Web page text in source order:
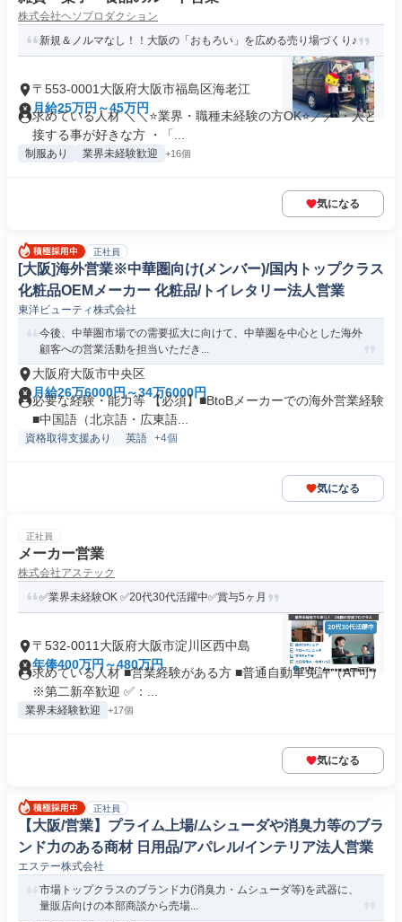
株式会社ヘソプロダクション
新規＆ノルマなし！！大阪の「おもろい」を広める売り場づくり♪
〒553-0001大阪府大阪市福島区海老江
月給25万円～45万円
求めている人材 ＼＼⭐業界・職種未経験の方OK⭐／／ ・人と
接する事が好きな方 ・「...
制服あり 業界未経験歓迎 +16個
気になる
正社員
[大阪]海外営業※中華圏向け(メンバー)/国内トップクラス
化粧品OEMメーカー 化粧品/トイレタリー法人営業
東洋ビューティ株式会社
今後、中華圏市場での需要拡大に向けて、中華圏を中心とした海外
顧客への営業活動を担当いただき...
大阪府大阪市中央区
月給26万6000円～34万6000円
必要な経験・能力等 【必須】■BtoBメーカーでの海外営業経験
■中国語（北京語・広東語...
資格取得支援あり 英語 +4個
気になる
正社員
メーカー営業
株式会社アステック
✅業界未経験OK ✅20代30代活躍中✅賞与5ヶ月
〒532-0011大阪府大阪市淀川区西中島
年俸400万円～480万円
求めている人材 ■営業経験がある方 ■普通自動車免許（AT可）
※第二新卒歓迎 ✅：...
業界未経験歓迎 +17個
気になる
正社員
【大阪/営業】プライム上場/ムシューダや消臭力等のブラ
ンド力のある商材 日用品/アパレル/インテリア法人営業
エステー株式会社
市場トップクラスのブランド力(消臭力・ムシューダ等)を武器に、
量販店向けの本部商談から売場...